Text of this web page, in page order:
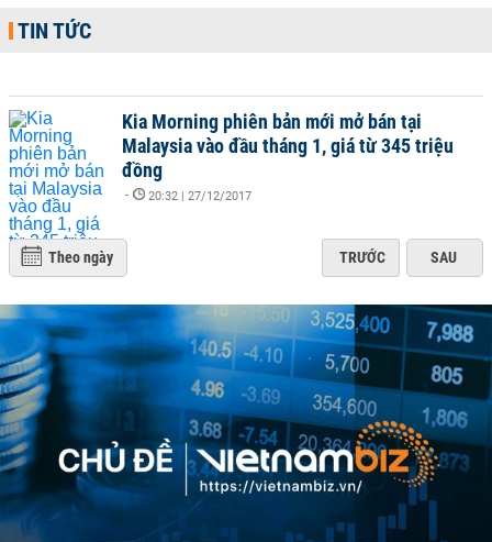
TIN TỨC
Kia Morning phiên bản mới mở bán tại
Malaysia vào đầu tháng 1, giá từ 345 triệu
đồng
- 20:32 | 27/12/2017
Theo ngày TRƯỚC SAU